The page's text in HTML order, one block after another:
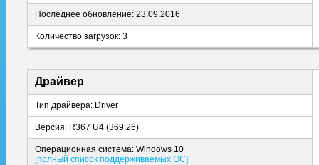
Последнее обновление: 23.09.2016
Количество загрузок: 3
Драйвер
Тип драйвера: Driver
Версия: R367 U4 (369.26)
Операционная система: Windows 10
[полный список поддерживаемых ОС]